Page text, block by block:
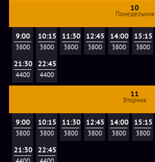
10
Понедельник
9:00
3800
10:15
3800
11:30
3800
12:45
3800
14:00
3800
15:15
3800
21:30
4400
22:45
4400
11
Вторник
9:00
3800
10:15
3800
11:30
3800
12:45
3800
14:00
3800
15:15
3800
21:30 22:45